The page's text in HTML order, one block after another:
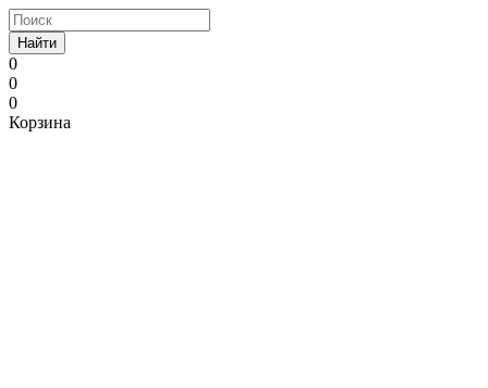
Найти
0
0
0
Корзина